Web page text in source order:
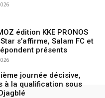
édition KKE PRONOS
s’affirme, Salam FC et
présents
journée décisive,
à la qualification sous